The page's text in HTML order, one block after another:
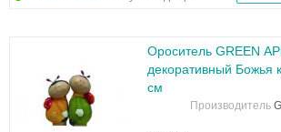
Ороситель GREEN APPLE
декоративный Божья
см
Производитель